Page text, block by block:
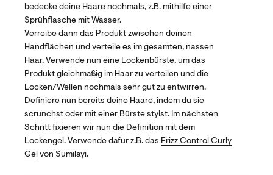
bedecke deine Haare nochmals, z.B. mithilfe einer
Sprühflasche mit Wasser.
Verreibe dann das Produkt zwischen deinen
Handflächen und verteile es im gesamten, nassen
Haar. Verwende nun eine Lockenbürste, um das
Produkt gleichmäßig im Haar zu verteilen und die
Locken/Wellen nochmals sehr gut zu entwirren.
Definiere nun bereits deine Haare, indem du sie
scrunchst oder mit einer Bürste stylst. Im nächsten
Schritt fixieren wir nun die Definition mit dem
Lockengel. Verwende dafür z.B. das Frizz Control Curly
Gel von Sumilayi.